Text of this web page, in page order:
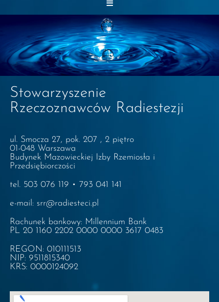
Stowarzyszenie
Rzeczoznawców Radiestezji
ul. Smocza 27, pok. 207 , 2 piętro
01-048 Warszawa
Budynek Mazowieckiej Izby Rzemiosła i
Przedsiębiorczości
tel. 503 076 119 • 793 041 141
e-mail: srr@radiesteci.pl
Rachunek bankowy: Millennium Bank
PL 20 1160 2202 0000 0000 3617 0483
REGON: 010111513
NIP: 9511815340
KRS: 0000124092